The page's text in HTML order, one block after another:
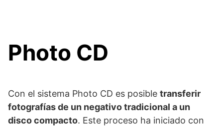
Photo CD
Con el sistema Photo CD es posible transferir
fotografías de un negativo tradicional a un
disco compacto. Este proceso ha iniciado con